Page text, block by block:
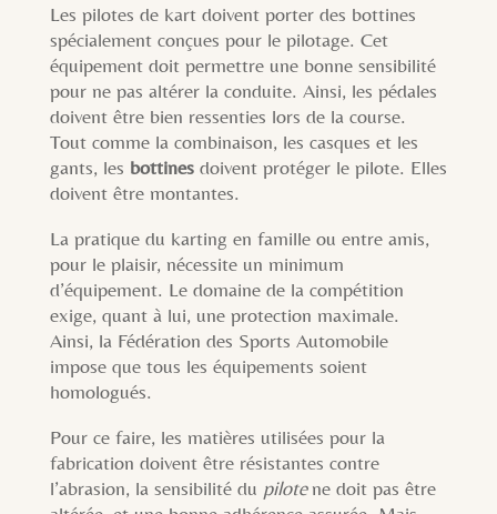
Les pilotes de kart doivent porter des bottines
spécialement conçues pour le pilotage. Cet
équipement doit permettre une bonne sensibilité
pour ne pas altérer la conduite. Ainsi, les pédales
doivent être bien ressenties lors de la course.
Tout comme la combinaison, les casques et les
gants, les bottines doivent protéger le pilote. Elles
doivent être montantes.
La pratique du karting en famille ou entre amis,
pour le plaisir, nécessite un minimum
d’équipement. Le domaine de la compétition
exige, quant à lui, une protection maximale.
Ainsi, la Fédération des Sports Automobile
impose que tous les équipements soient
homologués.
Pour ce faire, les matières utilisées pour la
fabrication doivent être résistantes contre
l’abrasion, la sensibilité du pilotene doit pas être